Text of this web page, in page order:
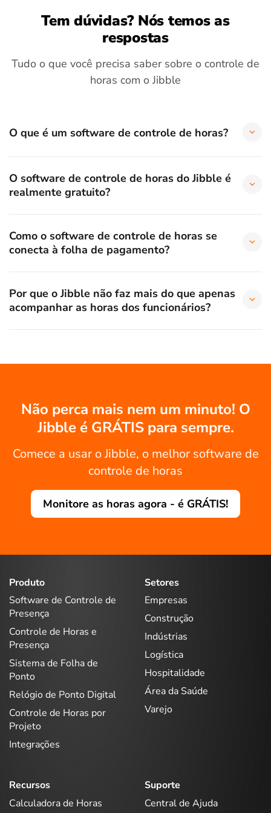
Tem dúvidas? Nós temos as
respostas
Tudo o que você precisa saber sobre o controle de
horas com o Jibble
O que é um software de controle de horas?
O software de controle de horas do Jibble é
realmente gratuito?
Como o software de controle de horas se
conecta à folha de pagamento?
Por que o Jibble não faz mais do que apenas
acompanhar as horas dos funcionários?
Não perca mais nem um minuto! O
Jibble é GRÁTIS para sempre.
Comece a usar o Jibble, o melhor software de
controle de horas
Monitore as horas agora - é GRÁTIS!
Produto
Software de Controle de
Presença
Controle de Horas e
Presença
Sistema de Folha de
Ponto
Relógio de Ponto Digital
Controle de Horas por
Projeto
Integrações
Setores
Empresas
Construção
Indústrias
Logística
Hospitalidade
Área da Saúde
Varejo
Recursos
Calculadora de Horas
Suporte
Central de Ajuda